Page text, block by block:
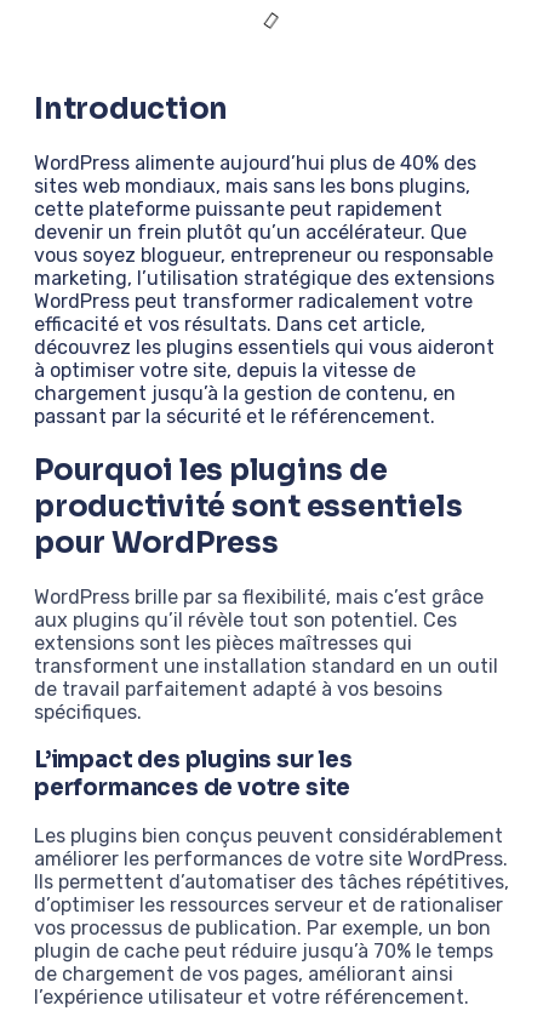
Introduction
WordPress alimente aujourd’hui plus de 40% des
sites web mondiaux, mais sans les bons plugins,
cette plateforme puissante peut rapidement
devenir un frein plutôt qu’un accélérateur. Que
vous soyez blogueur, entrepreneur ou responsable
marketing, l’utilisation stratégique des extensions
WordPress peut transformer radicalement votre
efficacité et vos résultats. Dans cet article,
découvrez les plugins essentiels qui vous aideront
à optimiser votre site, depuis la vitesse de
chargement jusqu’à la gestion de contenu, en
passant par la sécurité et le référencement.
Pourquoi les plugins de
productivité sont essentiels
pour WordPress
WordPress brille par sa flexibilité, mais c’est grâce
aux plugins qu’il révèle tout son potentiel. Ces
extensions sont les pièces maîtresses qui
transforment une installation standard en un outil
de travail parfaitement adapté à vos besoins
spécifiques.
L’impact des plugins sur les
performances de votre site
Les plugins bien conçus peuvent considérablement
améliorer les performances de votre site WordPress.
Ils permettent d’automatiser des tâches répétitives,
d’optimiser les ressources serveur et de rationaliser
vos processus de publication. Par exemple, un bon
plugin de cache peut réduire jusqu’à 70% le temps
de chargement de vos pages, améliorant ainsi
l’expérience utilisateur et votre référencement.